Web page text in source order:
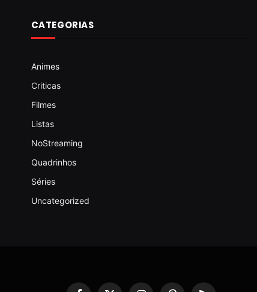
CATEGORIAS
Animes
Criticas
Filmes
Listas
NoStreaming
Quadrinhos
Séries
Uncategorized